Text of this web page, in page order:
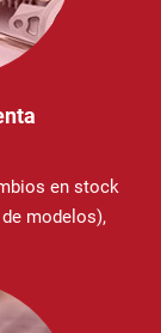
en stock
modelos),